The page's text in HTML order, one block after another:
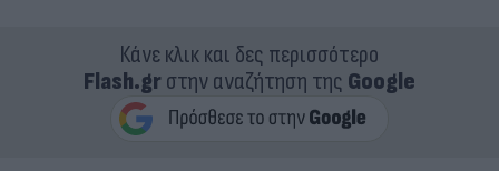
Κάνε κλικ και δες περισσότερο
Flash.grστην αναζήτηση της Google